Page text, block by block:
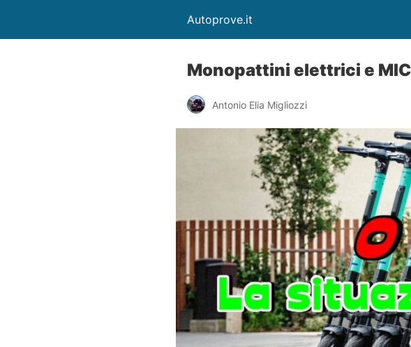
Autoprove.it
Monopattini elettrici e
Antonio Elia Migliozzi